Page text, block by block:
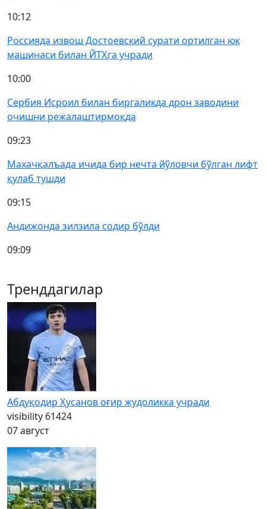
10:12
Россияда извош Достоевский сурати ортилган юк
машинаси билан ЙТҲга учради
10:00
Сербия Исроил билан биргаликда дрон заводини
очишни режалаштирмоқда
09:23
Махачқалъада ичида бир нечта йўловчи бўлган лифт
қулаб тушди
09:15
Андижонда зилзила содир бўлди
09:09
Тренддагилар
Абдуқодир Ҳусанов оғир жудоликка учради
visibility 61424
07 август